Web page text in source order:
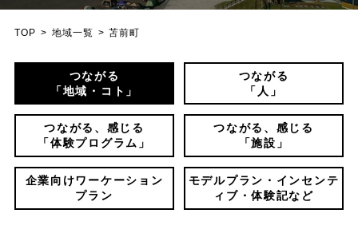
TOP 地域一覧 苫前町
つながる
「地域・コト」
つながる
「人」
つながる、感じる
「体験プログラム」
つながる、感じる
「施設」
企業向けワーケーション
プラン
モデルプラン・インセンテ
ィブ・体験記など